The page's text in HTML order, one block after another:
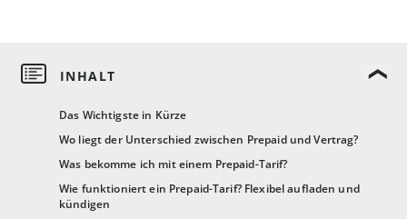
Das Wichtigste in Kürze
Wo liegt der Unterschied zwischen Prepaid und Vertrag?
Was bekomme ich mit einem Prepaid-Tarif?
Wie funktioniert ein Prepaid-Tarif? Flexibel aufladen und
kündigen